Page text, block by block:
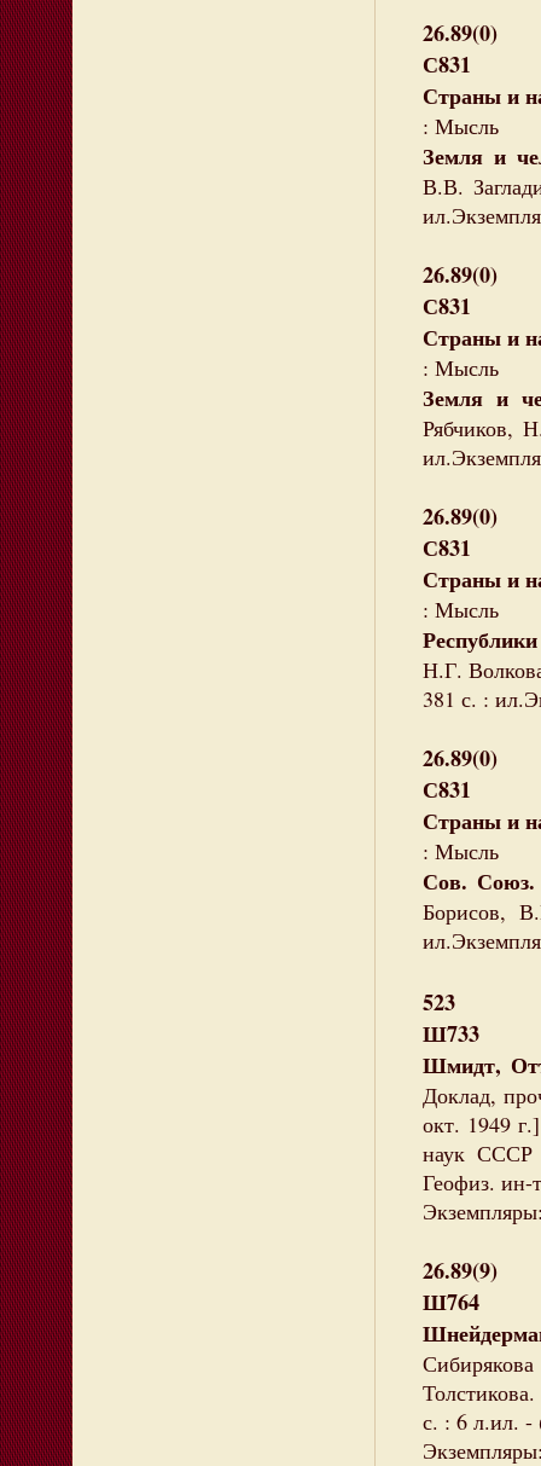
26.89(0)
С831
Страны и
: Мысль
Земля и
В.В.
26.89(0)
С831
Страны и
: Мысль
Земля и
Рябчиков,
26.89(0)
С831
Страны и
: Мысль
Н.Г.
381 с. :
26.89(0)
С831
Страны и
: Мысль
Сов. Союз.
Борисов,
523
Ш733
Шмидт,
Доклад,
окт. 1949
наук
Геофиз.
26.89(9)
Ш764
с. : 6 л.ил. -